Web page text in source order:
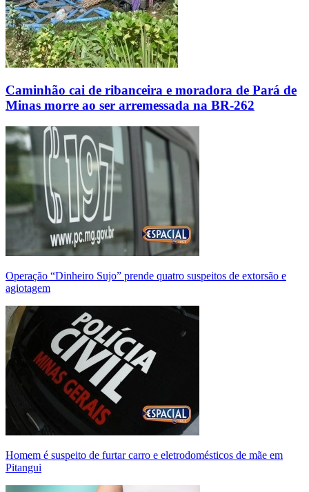
Caminhão cai de ribanceira e moradora de Pará de
Minas morre ao ser arremessada na BR-262
Operação “Dinheiro Sujo” prende quatro suspeitos de extorsão e
agiotagem
Homem é suspeito de furtar carro e eletrodomésticos de mãe em
Pitangui